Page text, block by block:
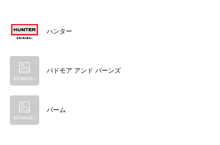
ハンター
パドモア アンド バーンズ
パーム